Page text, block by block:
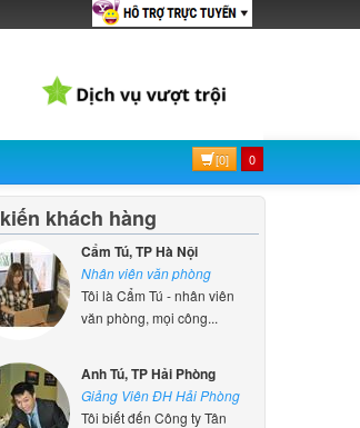
[0] 0
khách hàng
Cẩm Tú, TP Hà Nội
Nhân viên văn phòng
Tôi là Cẩm Tú - nhân viên
văn phòng, mọi công...
Anh Tú, TP Hải Phòng
Giảng Viên ĐH Hải Phòng
Tôi biết đến Công ty Tân